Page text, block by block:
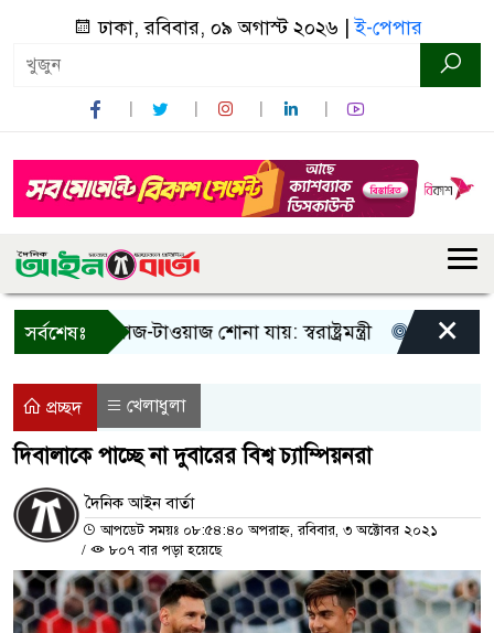
ঢাকা, রবিবার, ০৯ অগাস্ট ২০২৬ |ই-পেপার
সর্বশেষঃ
শুধু আওয়াজ-টাওয়াজ শোনা যায়: স্বরাষ্ট্রমন্ত্রী তিন দিনের
×
প্রচ্ছদ খেলাধুলা
দিবালাকে পাচ্ছে না দুবারের বিশ্ব চ্যাম্পিয়নরা
দৈনিক আইন বার্তা
আপডেট সময়ঃ ০৮:৫৪:৪০ অপরাহ্ন, রবিবার, ৩ অক্টোবর ২০২১
/
৮০৭ বার পড়া হয়েছে